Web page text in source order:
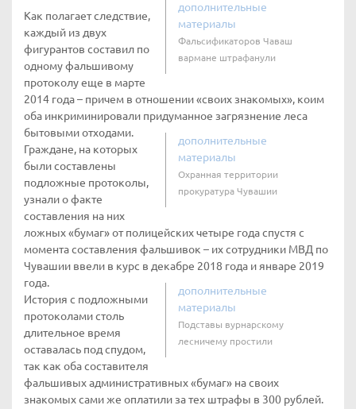
дополнительные
материалы
Фальсификаторов Чаваш
вармане штрафанули
Как полагает следствие,
каждый из двух
фигурантов составил по
одному фальшивому
протоколу еще в марте
2014 года – причем в отношении «своих знакомых», коим
оба инкриминировали придуманное загрязнение леса
бытовыми отходами.
дополнительные
материалы
Охранная территории
прокуратура Чувашии
Граждане, на которых
были составлены
подложные протоколы,
узнали о факте
составления на них
ложных «бумаг» от полицейских четыре года спустя с
момента составления фальшивок – их сотрудники МВД по
Чувашии ввели в курс в декабре 2018 года и январе 2019
года.
дополнительные
материалы
Подставы вурнарскому
лесничему простили
История с подложными
протоколами столь
длительное время
оставалась под спудом,
так как оба составителя
фальшивых административных «бумаг» на своих
знакомых сами же оплатили за тех штрафы в 300 рублей.